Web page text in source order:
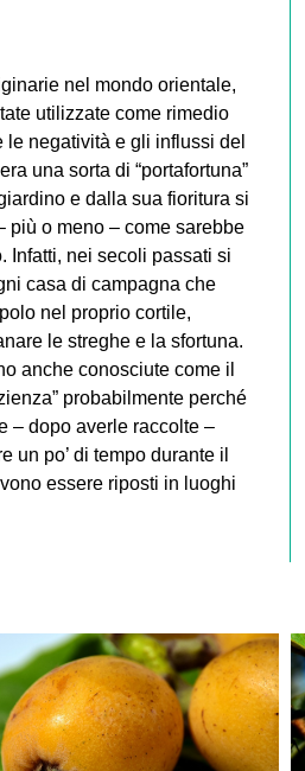
nel mondo orientale,
utilizzate come rimedio
le negatività e gli influssi del
una sorta di “portafortuna”
e dalla sua fioritura si
più o meno – come sarebbe
Infatti, nei secoli passati si
casa di campagna che
nel proprio cortile,
le streghe e la sfortuna.
anche conosciute come il
probabilmente perché
– dopo averle raccolte –
un po’ di tempo durante il
essere riposti in luoghi